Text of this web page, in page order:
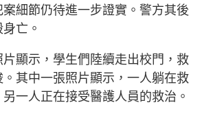
細節仍待進一步證實。警方其後
亡。
顯示，學生們陸續走出校門，救
其中一張照片顯示，一人躺在救
一人正在接受醫護人員的救治。